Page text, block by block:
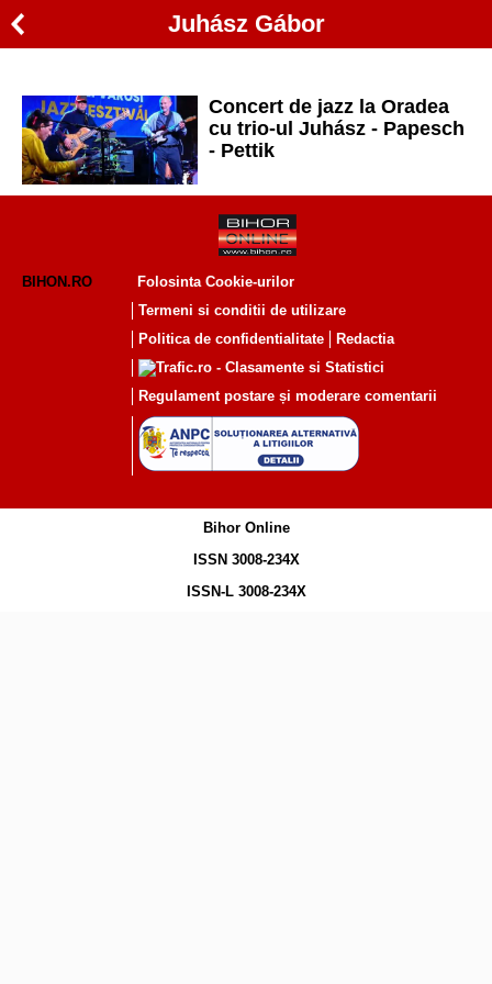
Juhász Gábor
Concert de jazz la Oradea
cu trio-ul Juhász - Papesch
- Pettik
BIHON.RO
Folosinta Cookie-urilor
Termeni si conditii de utilizare
Politica de confidentialitate
Redactia
Regulament postare și moderare comentarii
Bihor Online
ISSN 3008-234X
ISSN-L 3008-234X